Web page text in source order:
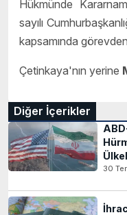
Hükmünde
sayılı
kapsamında görevden
Çetinkaya'nın yerine
Diğer İçerikler
30